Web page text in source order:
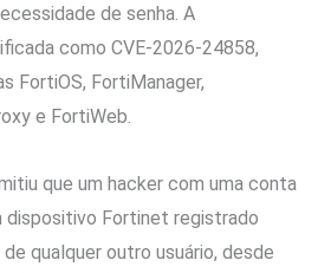
de senha. A
como CVE-2026-24858,
FortiOS, FortiManager,
e FortiWeb.
que um hacker com uma conta
dispositivo Fortinet registrado
qualquer outro usuário, desde